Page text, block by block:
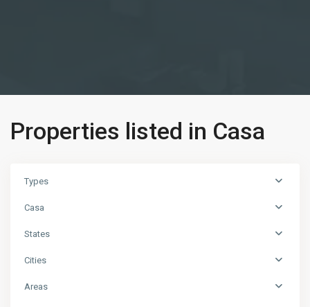
Properties listed in Casa
Types
Casa
States
Cities
Areas